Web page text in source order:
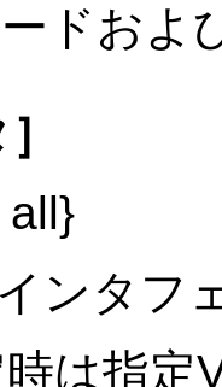
ドおよ
all}
ンタフ
は指定